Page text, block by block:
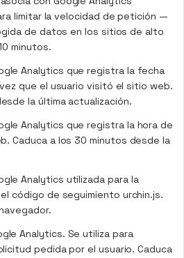
limitar la velocidad de petición —
de datos en los sitios de alto
minutos.
Analytics que registra la fecha
que el usuario visitó el sitio web.
la última actualización.
Analytics que registra la hora de
Caduca a los 30 minutos desde la
Analytics utilizada para la
código de seguimiento urchin.js.
Analytics. Se utiliza para
pedida por el usuario. Caduca